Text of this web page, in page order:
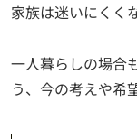
家族は迷いにくく
一人暮らしの場合
う、今の考えや希